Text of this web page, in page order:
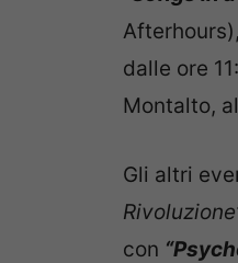
dalle ore
Montalto,
Gli altri
con